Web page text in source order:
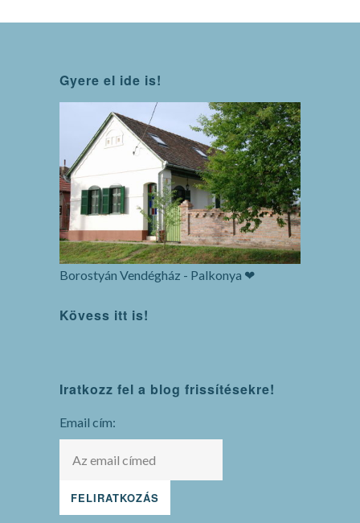
Gyere el ide is!
Borostyán Vendégház - Palkonya ❤
Kövess itt is!
Iratkozz fel a blog frissítésekre!
Email cím: